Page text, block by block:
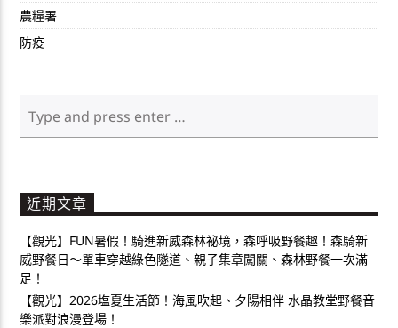
農糧署
防疫
近期文章
【觀光】FUN暑假！騎進新威森林祕境，森呼吸野餐趣！森騎新
威野餐日～單車穿越綠色隧道、親子集章闖關、森林野餐一次滿
足！
【觀光】2026塩夏生活節！海風吹起、夕陽相伴 水晶教堂野餐音
樂派對浪漫登場！